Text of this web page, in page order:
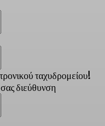
ταχυδρομείου!
διεύθυνση